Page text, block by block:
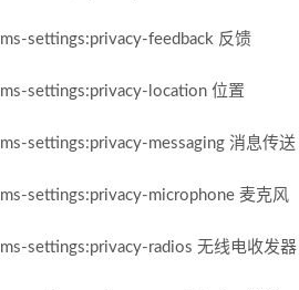
ms-settings:privacy-feedback 反馈
ms-settings:privacy-location 位置
ms-settings:privacy-messaging 消息传送
ms-settings:privacy-microphone 麦克风
ms-settings:privacy-radios 无线电收发器